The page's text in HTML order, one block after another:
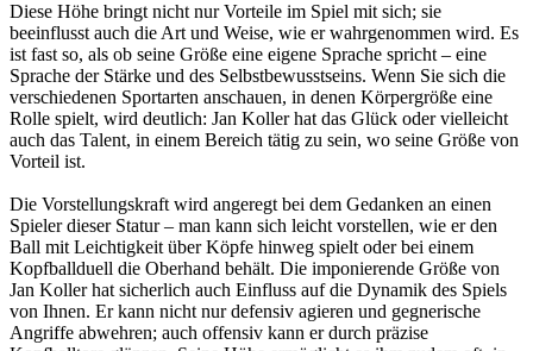
Diese Höhe bringt nicht nur Vorteile im Spiel mit sich; sie
beeinflusst auch die Art und Weise, wie er wahrgenommen wird. Es
ist fast so, als ob seine Größe eine eigene Sprache spricht – eine
Sprache der Stärke und des Selbstbewusstseins. Wenn Sie sich die
verschiedenen Sportarten anschauen, in denen Körpergröße eine
Rolle spielt, wird deutlich: Jan Koller hat das Glück oder vielleicht
auch das Talent, in einem Bereich tätig zu sein, wo seine Größe von
Vorteil ist.
Die Vorstellungskraft wird angeregt bei dem Gedanken an einen
Spieler dieser Statur – man kann sich leicht vorstellen, wie er den
Ball mit Leichtigkeit über Köpfe hinweg spielt oder bei einem
Kopfballduell die Oberhand behält. Die imponierende Größe von
Jan Koller hat sicherlich auch Einfluss auf die Dynamik des Spiels
von Ihnen. Er kann nicht nur defensiv agieren und gegnerische
Angriffe abwehren; auch offensiv kann er durch präzise